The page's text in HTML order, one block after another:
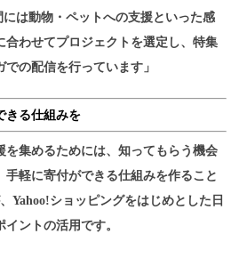
は動物・ペットへの支援といった感
合わせてプロジェクトを選定し、特集
の配信を行っています」
きる仕組みを
を集めるためには、知ってもらう機会
手軽に寄付ができる仕組みを作ること
Yahoo!ショッピングをはじめとした日
ントの活用です。